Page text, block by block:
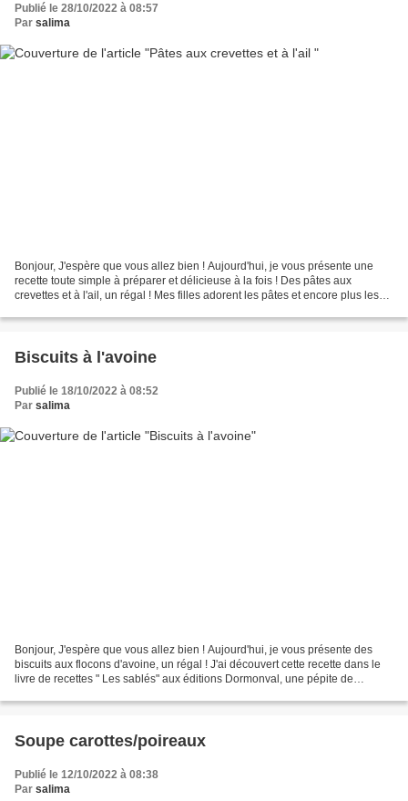
Publié le 28/10/2022 à 08:57
Par salima
Bonjour, J'espère que vous allez bien ! Aujourd'hui, je vous présente une
recette toute simple à préparer et délicieuse à la fois ! Des pâtes aux
crevettes et à l'ail, un régal ! Mes filles adorent les pâtes et encore plus les
Biscuits à l'avoine
Publié le 18/10/2022 à 08:52
Par salima
Bonjour, J'espère que vous allez bien ! Aujourd'hui, je vous présente des
biscuits aux flocons d'avoine, un régal ! J'ai découvert cette recette dans le
livre de recettes " Les sablés" aux éditions Dormonval, une pépite de
Soupe carottes/poireaux
Publié le 12/10/2022 à 08:38
Par salima